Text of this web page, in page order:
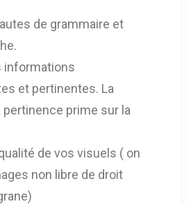
de grammaire et
informations
et pertinentes. La
pertinence prime sur la
de vos visuels ( on
non libre de droit